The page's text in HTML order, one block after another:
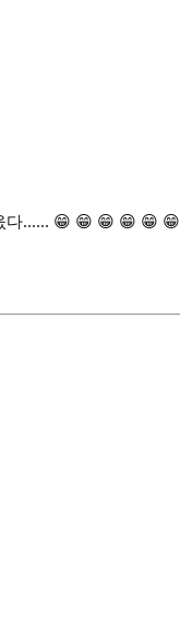
다...... 😁 😁 😁 😁 😁 😁